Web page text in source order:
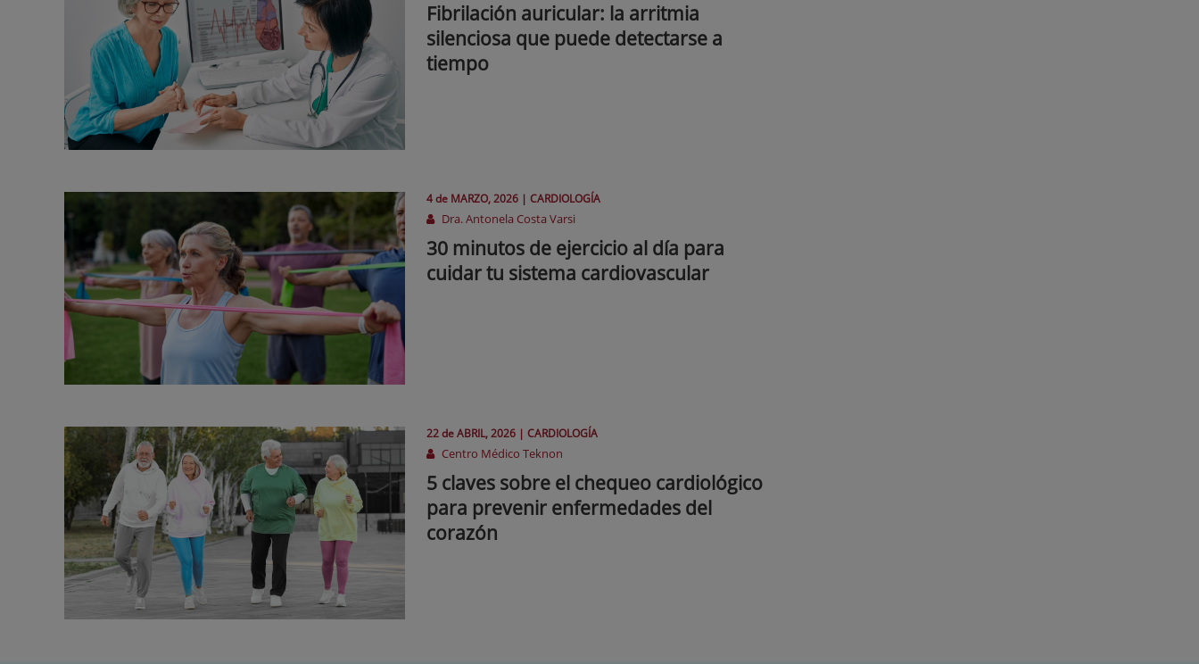
Fibrilación auricular: la arritmia
silenciosa que puede detectarse a
tiempo
4 de MARZO, 2026 | CARDIOLOGÍA
Dra. Antonela Costa Varsi
30 minutos de ejercicio al día para
cuidar tu sistema cardiovascular
22 deABRIL, 2026 | CARDIOLOGÍA
Centro Médico Teknon
5 claves sobre el chequeo cardiológico
para prevenir enfermedades del
corazón